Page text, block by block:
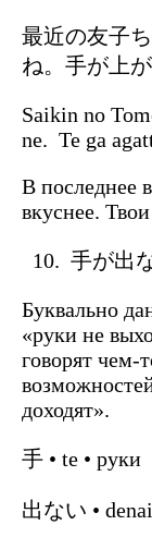
最近の友子
ね。手が上
Saikin no
ne. Te ga
В последнее
вкуснее.
手が出
Буквально
«руки не
говорят
доходят».
手 • te • руки
出ない •